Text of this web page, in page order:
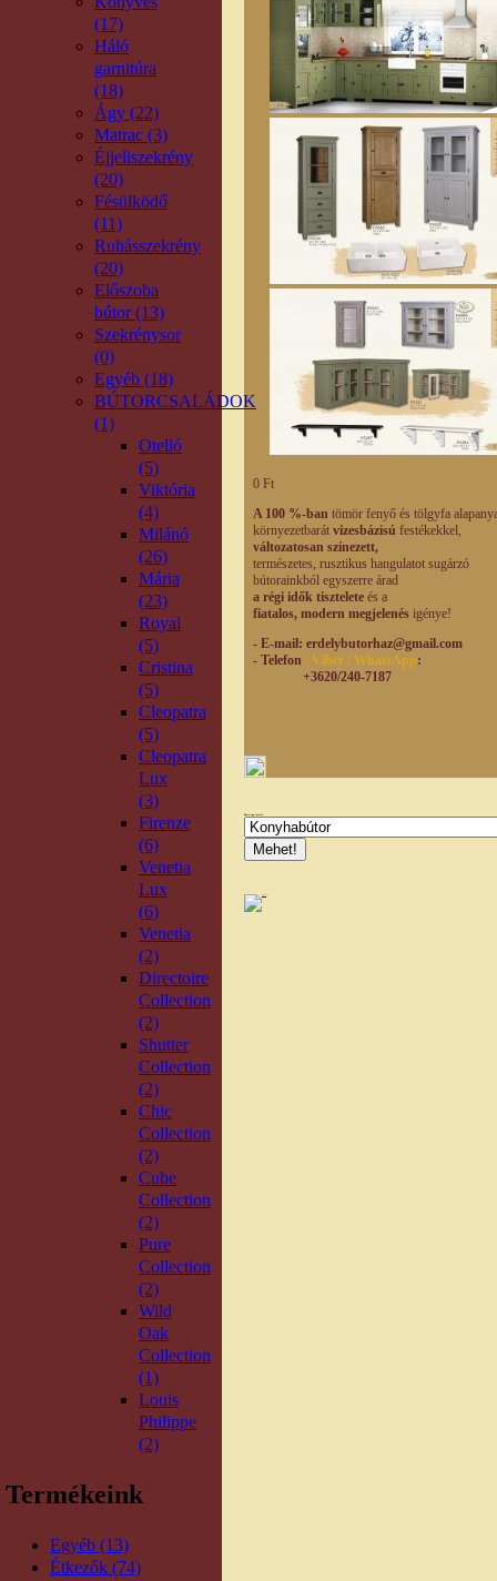
(17)
Háló
garnitúra
(18)
Ágy (22)
Matrac (3)
Éjjeliszekrény
(20)
Fésülködő
(11)
Ruhásszekrény
(20)
Előszoba
bútor (13)
Szekrénysor
(0)
Egyéb (18)
BÚTORCSALÁDOK
(1)
Otelló
(5)
Viktória
(4)
Milánó
(26)
Mária
(23)
Royal
(5)
Cristina
(5)
Cleopatra
(5)
Cleopatra
Lux
(3)
Firenze
(6)
Venetia
Lux
(6)
Venetia
(2)
Directoire
Collection
(2)
Shutter
Collection
(2)
Chic
Collection
(2)
Cube
Collection
(2)
Pure
Collection
(2)
Wild
Oak
Collection
(1)
Louis
Philippe
(2)
Termékeink
Egyéb (13)
Étkezők (74)
0 Ft
A 100 %-ban tömör fenyő és tölgyfa
környezetbarát vizesbázisú festékekkel,
változatosan színezett,
természetes, rusztikus hangulatot sugárzó
bútorainkból egyszerre árad
a régi idők tisztelete és a
fiatalos, modern megjelenés igénye!
- E-mail: erdelybutorhaz@gmail.com
- Telefon / Viber / WhatsApp:
+3620/240-7187